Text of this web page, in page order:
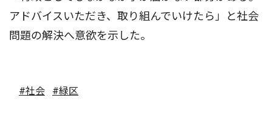
アドバイスいただき、取り組んでいけたら」と社会
問題の解決へ意欲を示した。
#社会 #緑区